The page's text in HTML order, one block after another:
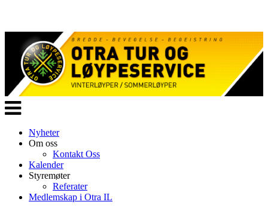
Veksle
navigasjon
Nyheter
Om oss
Kontakt Oss
Kalender
Styremøter
Referater
Medlemskap i Otra IL